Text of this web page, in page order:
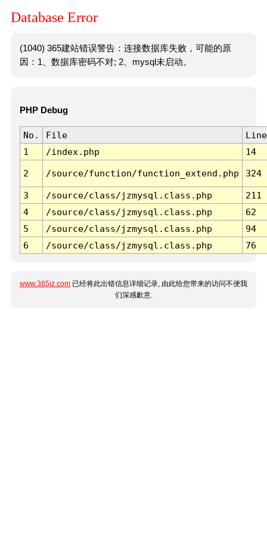
Database Error
(1040) 365建站错误警告：连接数据库失败，可能的原
因：1、数据库密码不对; 2、mysql未启动。
PHP Debug
No. File
Line
1
/index.php 14
2 /source/function/function_extend.php 324
3 /source/class/jzmysql.class.php
211
4
/source/class/jzmysql.class.php
62
5
/source/class/jzmysql.class.php
94
6
/source/class/jzmysql.class.php 76
www.365jz.com 已经将此出错信息详细记录, 由此给您带来的访问不便我
们深感歉意.